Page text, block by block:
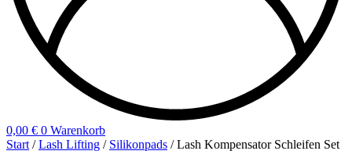
0,00 € 0 Warenkorb
Start /Lash Lifting / Silikonpads / Lash Kompensator Schleifen Set